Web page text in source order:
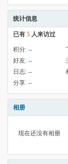
统计信息
已有 5 人来访过
积分: --
好友: --
日志: --
分享: --
相册
现在还没有相册